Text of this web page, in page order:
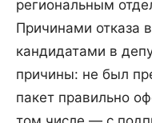
региональным
Причинами отказа
кандидатами в
причины: не был
пакет правильно